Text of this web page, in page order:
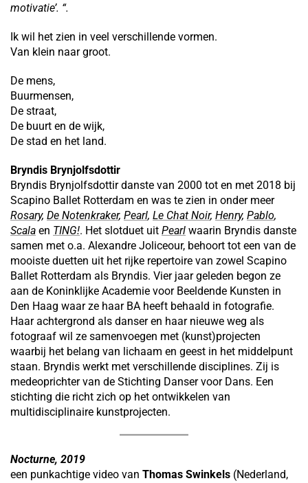
motivatie’. “.
Ik wil het zien in veel verschillende vormen.
Van klein naar groot.
De mens,
Buurmensen,
De straat,
De buurt en de wijk,
De stad en het land.
Bryndis Brynjolfsdottir
Bryndis Brynjolfsdottir danste van 2000 tot en met 2018 bij
Scapino Ballet Rotterdam en was te zien in onder meer
Rosary, De Notenkraker, Pearl, Le Chat Noir, Henry, Pablo,
Scala en TING!. Het slotduet uit Pearl waarin Bryndis danste
samen met o.a. Alexandre Joliceour, behoort tot een van de
mooiste duetten uit het rijke repertoire van zowel Scapino
Ballet Rotterdam als Bryndis. Vier jaar geleden begon ze
aan de Koninklijke Academie voor Beeldende Kunsten in
Den Haag waar ze haar BA heeft behaald in fotografie.
Haar achtergrond als danser en haar nieuwe weg als
fotograaf wil ze samenvoegen met (kunst)projecten
waarbij het belang van lichaam en geest in het middelpunt
staan. Bryndis werkt met verschillende disciplines. Zij is
medeoprichter van de Stichting Danser voor Dans. Een
stichting die richt zich op het ontwikkelen van
multidisciplinaire kunstprojecten.
Nocturne, 2019
een punkachtige video van Thomas Swinkels (Nederland,